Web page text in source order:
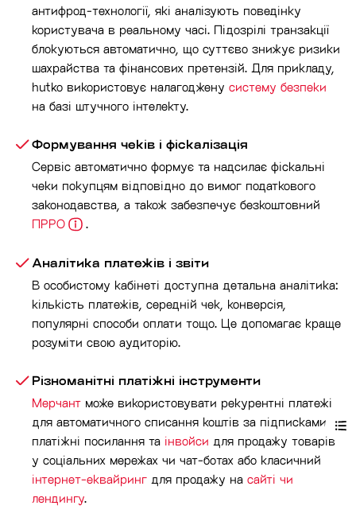
антифрод-технології, які аналізують поведінку
користувача в реальному часі. Підозрілі транзакції
блокуються автоматично, що суттєво знижує ризики
шахрайства та фінансових претензій. Для прикладу,
hutko використовує налагоджену систему безпеки
на базі штучного інтелекту.
Формування чеків і фіскалізація
Сервіс автоматично формує та надсилає фіскальні
чеки покупцям відповідно до вимог податкового
законодавства, а також забезпечує безкоштовний
ПРРО
.
Аналітика платежів і звіти
В особистому кабінеті доступна детальна аналітика:
кількість платежів, середній чек, конверсія,
популярні способи оплати тощо. Це допомагає краще
розуміти свою аудиторію.
Різноманітні платіжні інструменти
Мерчант може використовувати рекурентні платежі
для автоматичного списання коштів за підписками,
платіжні посилання та інвойси для продажу товарів
у соціальних мережах чи чат-ботах або класичний
інтернет-еквайринг для продажу на сайті чи
лендингу.